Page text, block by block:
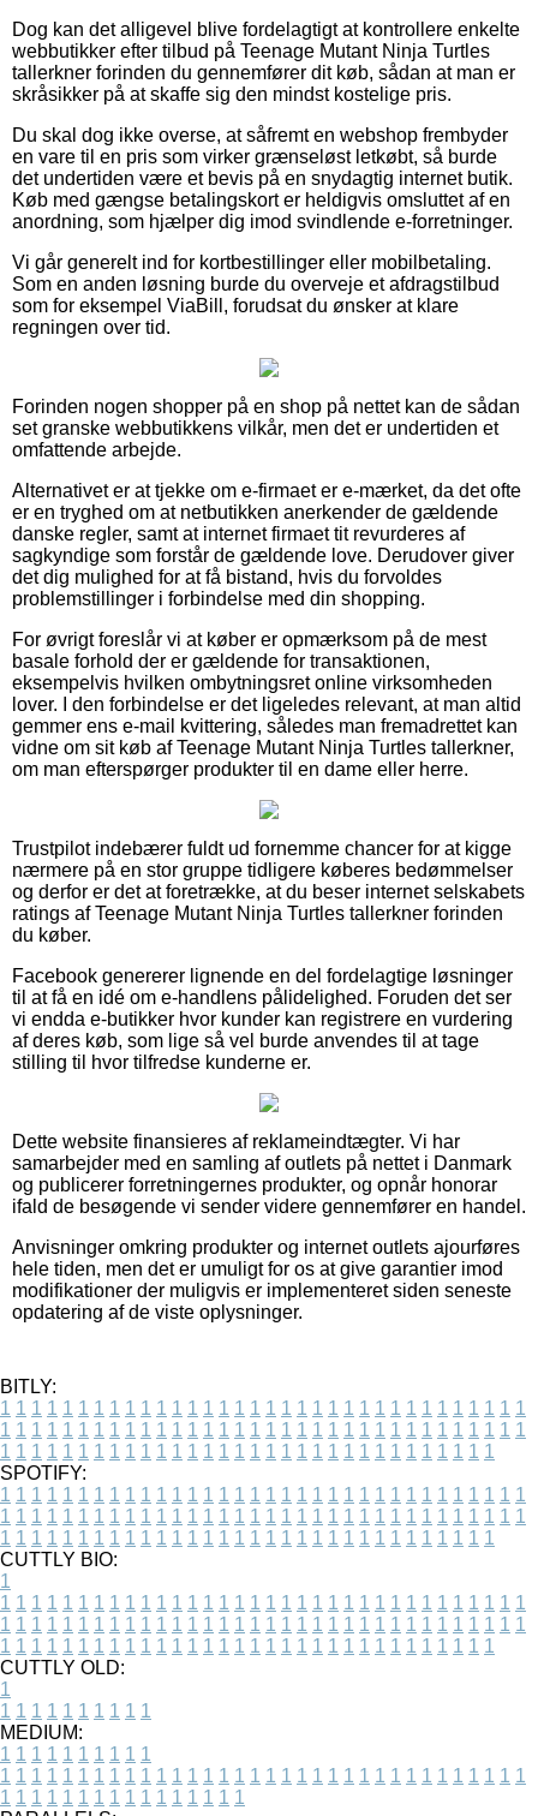
Dog kan det alligevel blive fordelagtigt at kontrollere enkelte
webbutikker efter tilbud på Teenage Mutant Ninja Turtles
tallerkner forinden du gennemfører dit køb, sådan at man er
skråsikker på at skaffe sig den mindst kostelige pris.
Du skal dog ikke overse, at såfremt en webshop frembyder
en vare til en pris som virker grænseløst letkøbt, så burde
det undertiden være et bevis på en snydagtig internet butik.
Køb med gængse betalingskort er heldigvis omsluttet af en
anordning, som hjælper dig imod svindlende e-forretninger.
Vi går generelt ind for kortbestillinger eller mobilbetaling.
Som en anden løsning burde du overveje et afdragstilbud
som for eksempel ViaBill, forudsat du ønsker at klare
regningen over tid.
Forinden nogen shopper på en shop på nettet kan de sådan
set granske webbutikkens vilkår, men det er undertiden et
omfattende arbejde.
Alternativet er at tjekke om e-firmaet er e-mærket, da det ofte
er en tryghed om at netbutikken anerkender de gældende
danske regler, samt at internet firmaet tit revurderes af
sagkyndige som forstår de gældende love. Derudover giver
det dig mulighed for at få bistand, hvis du forvoldes
problemstillinger i forbindelse med din shopping.
For øvrigt foreslår vi at køber er opmærksom på de mest
basale forhold der er gældende for transaktionen,
eksempelvis hvilken ombytningsret online virksomheden
lover. I den forbindelse er det ligeledes relevant, at man altid
gemmer ens e-mail kvittering, således man fremadrettet kan
vidne om sit køb af Teenage Mutant Ninja Turtles tallerkner,
om man efterspørger produkter til en dame eller herre.
Trustpilot indebærer fuldt ud fornemme chancer for at kigge
nærmere på en stor gruppe tidligere køberes bedømmelser
og derfor er det at foretrække, at du beser internet selskabets
ratings af Teenage Mutant Ninja Turtles tallerkner forinden
du køber.
Facebook genererer lignende en del fordelagtige løsninger
til at få en idé om e-handlens pålidelighed. Foruden det ser
vi endda e-butikker hvor kunder kan registrere en vurdering
af deres køb, som lige så vel burde anvendes til at tage
stilling til hvor tilfredse kunderne er.
Dette website finansieres af reklameindtægter. Vi har
samarbejder med en samling af outlets på nettet i Danmark
og publicerer forretningernes produkter, og opnår honorar
ifald de besøgende vi sender videre gennemfører en handel.
Anvisninger omkring produkter og internet outlets ajourføres
hele tiden, men det er umuligt for os at give garantier imod
modifikationer der muligvis er implementeret siden seneste
opdatering af de viste oplysninger.
BITLY:
1 1 1 1 1 1 1 1 1 1 1 1 1 1 1 1 1 1 1 1 1 1 1 1 1 1 1 1 1 1 1 1 1 1
1 1 1 1 1 1 1 1 1 1 1 1 1 1 1 1 1 1 1 1 1 1 1 1 1 1 1 1 1 1 1 1 1 1
1 1 1 1 1 1 1 1 1 1 1 1 1 1 1 1 1 1 1 1 1 1 1 1 1 1 1 1 1 1 1 1
SPOTIFY:
1 1 1 1 1 1 1 1 1 1 1 1 1 1 1 1 1 1 1 1 1 1 1 1 1 1 1 1 1 1 1 1 1 1
1 1 1 1 1 1 1 1 1 1 1 1 1 1 1 1 1 1 1 1 1 1 1 1 1 1 1 1 1 1 1 1 1 1
1 1 1 1 1 1 1 1 1 1 1 1 1 1 1 1 1 1 1 1 1 1 1 1 1 1 1 1 1 1 1 1
CUTTLY BIO:
1
1 1 1 1 1 1 1 1 1 1 1 1 1 1 1 1 1 1 1 1 1 1 1 1 1 1 1 1 1 1 1 1 1 1
1 1 1 1 1 1 1 1 1 1 1 1 1 1 1 1 1 1 1 1 1 1 1 1 1 1 1 1 1 1 1 1 1 1
1 1 1 1 1 1 1 1 1 1 1 1 1 1 1 1 1 1 1 1 1 1 1 1 1 1 1 1 1 1 1 1
CUTTLY OLD:
1
1 1 1 1 1 1 1 1 1 1
MEDIUM:
1 1 1 1 1 1 1 1 1 1
1 1 1 1 1 1 1 1 1 1 1 1 1 1 1 1 1 1 1 1 1 1 1 1 1 1 1 1 1 1 1 1 1 1
1 1 1 1 1 1 1 1 1 1 1 1 1 1 1 1